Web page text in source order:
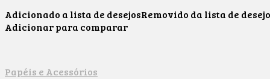
Adicionado a lista de desejosRemovido da lista de
Adicionar para comparar
Papéis e Acessórios